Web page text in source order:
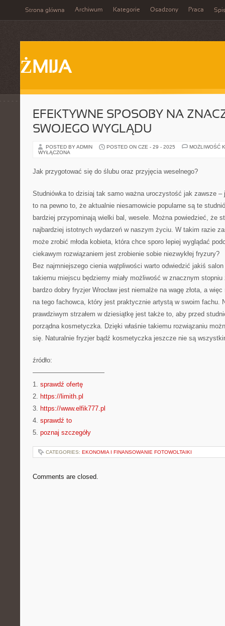
Strona główna Archiwum Kategorie Osadzony Praca
ŻMIJA
EFEKTYWNE SPOSOBY NA
SWOJEGO WYGLĄDU
POSTED BY ADMIN POSTED ON CZE - 29 - 2025
MOŻLIWOŚĆ
WYŁĄCZONA
Jak przygotować się do ślubu oraz przyjęcia weselnego?
Studniówka to dzisiaj tak samo ważna uroczystość jak zawsze –
to na pewno to, że aktualnie niesamowicie popularne są te
bardziej przypominają wielki bal, wesele. Można powiedzieć, że
najbardziej istotnych wydarzeń w naszym życiu. W takim razie
może zrobić młoda kobieta, która chce sporo lepiej wyglądać
ciekawym rozwiązaniem jest zrobienie sobie niezwykłej fryzury?
Bez najmniejszego cienia wątpliwości warto odwiedzić jakiś
takiemu miejscu będziemy miały możliwość w znacznym
bardzo dobry fryzjer Wrocław jest niemalże na wagę złota, a
na tego fachowca, który jest praktycznie artystą w swoim fachu.
prawdziwym strzałem w dziesiątkę jest także to, aby przed
porządna kosmetyczka. Dzięki właśnie takiemu rozwiązaniu
się. Naturalnie fryzjer bądź kosmetyczka jeszcze nie są
źródło:
———————————
1. sprawdź ofertę
2. https://limith.pl
3. https://www.elfik777.pl
4. sprawdź to
5. poznaj szczegóły
CATEGORIES: EKONOMIA I FINANSOWANIE FOTOWOLTAIKI
Comments are closed.